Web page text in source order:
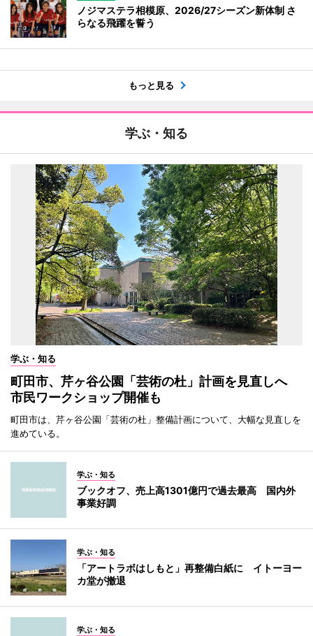
ノジマステラ相模原、2026/27シーズン新体制 さ
らなる飛躍を誓う
もっと見る
学ぶ・知る
学ぶ・知る
町田市、芹ヶ谷公園「芸術の杜」計画を見直しへ
市民ワークショップ開催も
町田市は、芹ヶ谷公園「芸術の杜」整備計画について、大幅な見直しを
進めている。
学ぶ・知る
ブックオフ、売上高1301億円で過去最高 国内外
事業好調
学ぶ・知る
「アートラボはしもと」再整備白紙に イトーヨー
カ堂が撤退
学ぶ・知る